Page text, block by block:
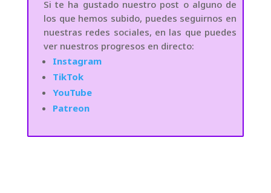
Si te ha gustado nuestro post o alguno de
los que hemos subido, puedes seguirnos en
nuestras redes sociales, en las que puedes
ver nuestros progresos en directo:
Instagram
TikTok
YouTube
Patreon